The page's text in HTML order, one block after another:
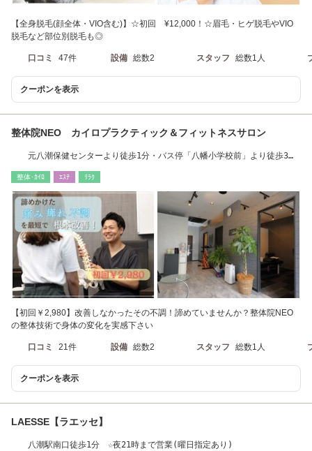
【全身脱毛(顔全体・VIO含む)】☆初回 ¥12,000！☆眉毛・ヒゲ脱毛やVIO
脱毛など部位別脱毛も◎
口コミ 47件 設備 総数2 スタッフ 総数1人
クーポンを表示
整体院NEO カイロプラクティック＆フィットネスサロン
元八潮保健センターより徒歩1分・バス停「八幡小学校前」より徒歩3分
整体･ｶｲﾛ ｴｽﾃ ﾘﾗｸ
【初回￥2,980】改善しなかったその不調！諦めていませんか？整体院NEO
の整体技術で身体の変化を実感下さい
口コミ 21件 設備 総数2 スタッフ 総数1人
クーポンを表示
LAESSE【ラエッセ】
八潮駅南口徒歩1分 ☆夜21時まで営業(曜日指定あり)